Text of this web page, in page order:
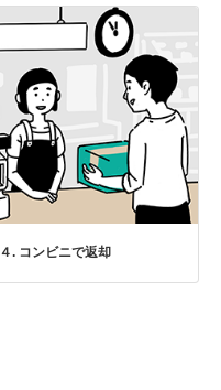
４. コンビニで返却